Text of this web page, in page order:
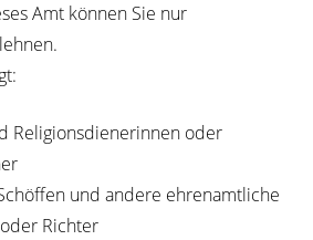
Amt können Sie nur
Religionsdienerinnen oder
und andere ehrenamtliche
Richter